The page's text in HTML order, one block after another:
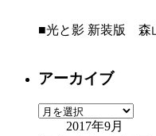
■光と影 新装版 森
アーカイブ
ア
2017年9月